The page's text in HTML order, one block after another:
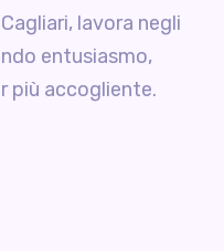
lavora negli
entusiasmo,
più accogliente.